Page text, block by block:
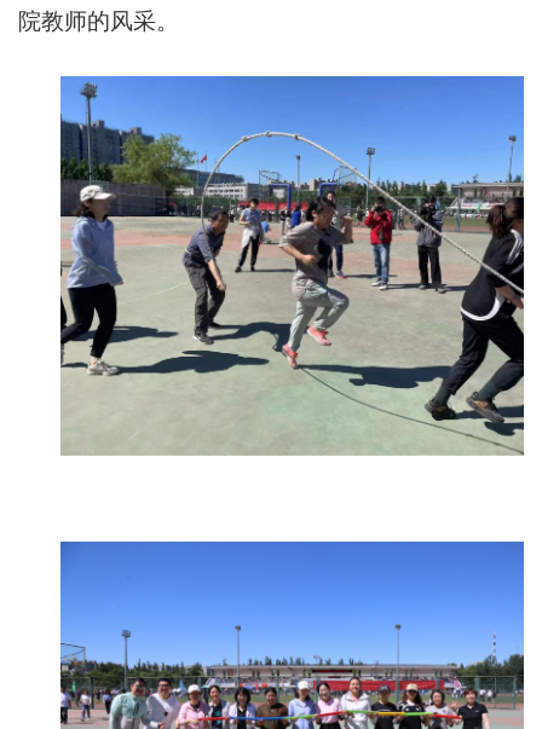
院教师的风采。